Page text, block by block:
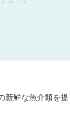
新鮮な魚介類を提